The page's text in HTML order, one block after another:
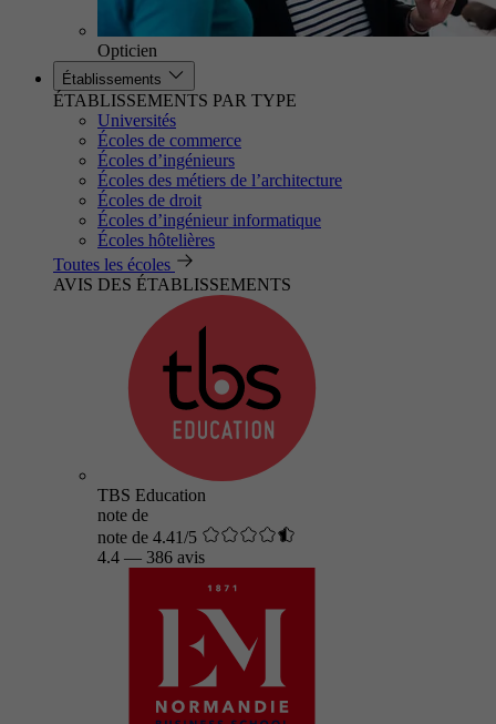
Opticien
Établissements
ÉTABLISSEMENTS PAR TYPE
Universités
Écoles de commerce
Écoles d’ingénieurs
Écoles des métiers de l’architecture
Écoles de droit
Écoles d’ingénieur informatique
Écoles hôtelières
Toutes les écoles
AVIS DES ÉTABLISSEMENTS
TBS Education
note de
note de 4.41/5
4.4 — 386 avis